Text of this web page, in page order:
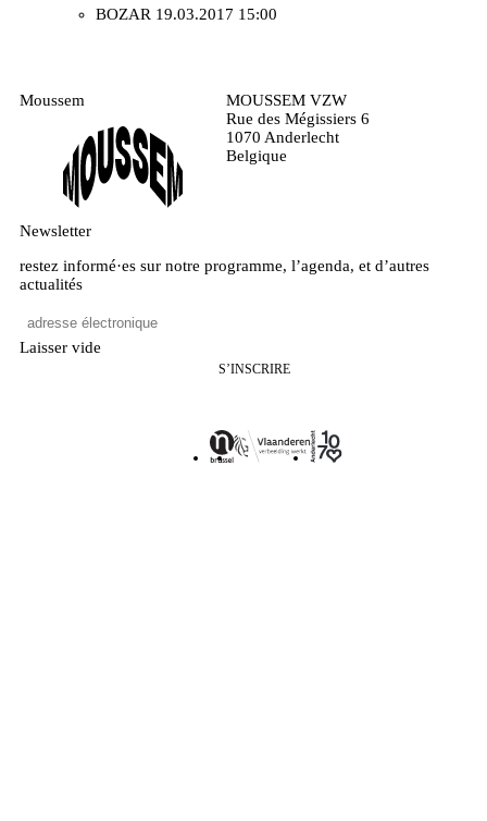
BOZAR 19.03.2017 15:00
Moussem
MOUSSEM VZW
Rue des Mégissiers 6
1070 Anderlecht
Belgique
Newsletter
restez informé·es sur notre programme, l’agenda, et d’autres
actualités
Laisser vide
S’INSCRIRE